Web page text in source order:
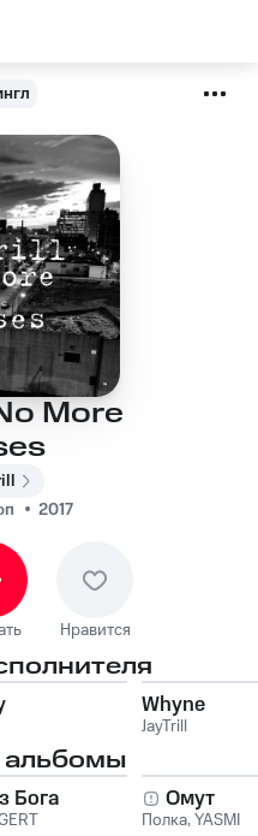
More
2017
Нравится
Whyne
JayTrill
Бога Омут
Полка,YASMI